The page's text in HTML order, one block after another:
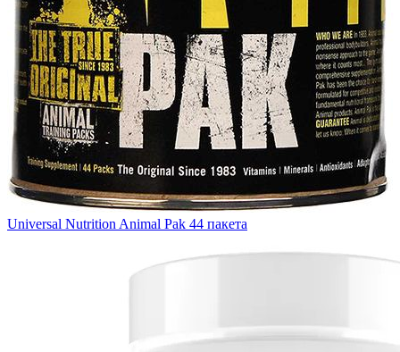
Universal Nutrition Animal Pak 44 пакета